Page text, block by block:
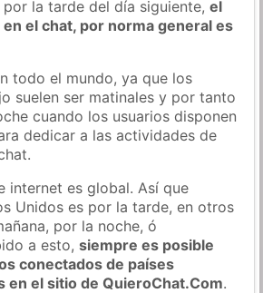
por la tarde del día siguiente,el
el chat, por norma general es
todo el mundo, ya que los
suelen ser matinales y por tanto
cuando los usuarios disponen
dedicar a las actividades de
internet es global. Así que
Unidos es por la tarde, en otros
por la noche, ó
a esto,siempre es posible
conectados de países
en el sitio de QuieroChat.Com.